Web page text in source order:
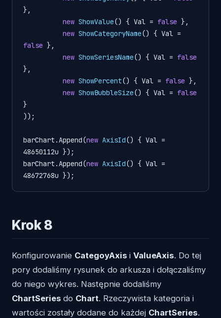
},
new ShowValue() { Val = false },
new ShowCategoryName
false },
new ShowSeriesName() { Val = false
},
new ShowPercent() { Val = false },
new ShowBubbleSize() { Val = false
}
));
barChart.Append(new AxisId() { Val =
48650112u });
barChart.Append(new AxisId() { Val =
48672768u });
Krok 8
Konfigurowanie CategoyAxis i ValueAxis. Do tej
pory dodaliśmy rysunek do arkusza i dołączaliśmy
do niego wykres. Następnie dodaliśmy
ChartSeries do Chart. Rzeczywista kategoria i
wartości zostały dodane do każdej ChartSeries.